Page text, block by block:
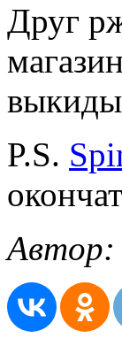
Друг
P.S.
Автор: